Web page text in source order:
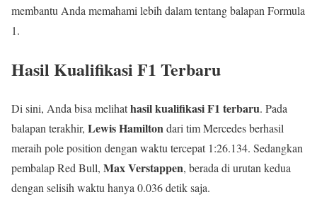
membantu Anda memahami lebih dalam tentang balapan Formula
1.
Hasil Kualifikasi F1 Terbaru
Di sini, Anda bisa melihathasil kualifikasi F1 terbaru. Pada
balapan terakhir, Lewis Hamiltondari tim Mercedes berhasil
meraih pole position dengan waktu tercepat 1:26.134. Sedangkan
pembalap Red Bull, Max Verstappen, berada di urutan kedua
dengan selisih waktu hanya 0.036 detik saja.